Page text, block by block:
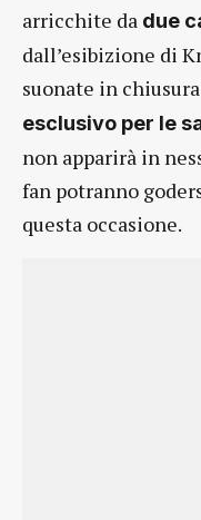
arricchite da due
dall’esibizione di
suonate in
esclusivo per le
non apparirà in
fan potranno
questa occasione.